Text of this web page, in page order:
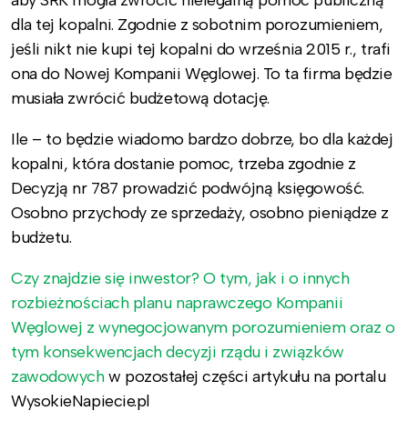
dla tej kopalni. Zgodnie z sobotnim porozumieniem,
jeśli nikt nie kupi tej kopalni do września 2015 r., trafi
ona do Nowej Kompanii Węglowej. To ta firma będzie
musiała zwrócić budżetową dotację.
Ile – to będzie wiadomo bardzo dobrze, bo dla każdej
kopalni, która dostanie pomoc, trzeba zgodnie z
Decyzją nr 787 prowadzić podwójną księgowość.
Osobno przychody ze sprzedaży, osobno pieniądze z
budżetu.
Czy znajdzie się inwestor? O tym, jak i o innych
rozbieżnościach planu naprawczego Kompanii
Węglowej z wynegocjowanym porozumieniem oraz o
tym konsekwencjach decyzji rządu i związków
zawodowychw pozostałej części artykułu na portalu
WysokieNapiecie.pl